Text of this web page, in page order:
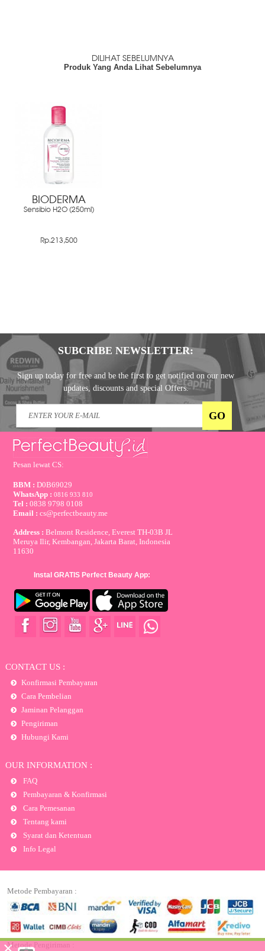
DILIHAT SEBELUMNYA
Produk Yang Anda Lihat Sebelumnya
BIODERMA
Sensibio H2O (250ml)
Rp.213,500
SUBCRIBE NEWSLETTER:
Sign up today for free and be the first to get notified on our new
updates, discounts and special Offers.
Pesan lewat CS:
BBM : D0B69029
WhatsApp :0816 933 810
Tel :0838 9798 0108
Email :cs@perfectbeauty.me
Address : Belmont Residence, Everest TH-03B JL
Meruya Ilir, Kembangan, Jakarta Barat, Indonesia
11630
Instal GRATIS Perfect Beauty App:
CONTACT US :
Konfirmasi Pembayaran
Cara Pembelian
Jaminan Pelanggan
Pengiriman
Hubungi Kami
OUR INFORMATION :
FAQ
Pembayaran & Konfirmasi
Cara Pemesanan
Tentang kami
Syarat dan Ketentuan
Info Legal
Metode Pembayaran :
Metode Pengiriman :